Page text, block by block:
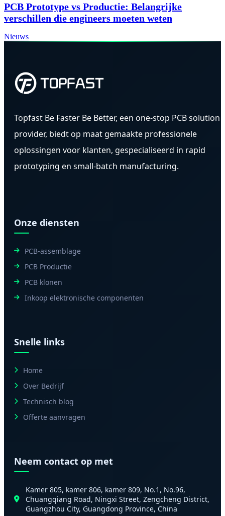
PCB Prototype vs Productie: Belangrijke
verschillen die engineers moeten weten
Nieuws
Topfast Be Faster Be Better, een one-stop PCB solution
provider, biedt op maat gemaakte professionele
oplossingen voor klanten, gespecialiseerd in rapid
prototyping en small-batch manufacturing.
Onze diensten
PCB-assemblage
PCB Productie
PCB klonen
Inkoop elektronische componenten
Snelle links
Home
Over Bedrijf
Technisch blog
Offerte aanvragen
Neem contact op met
Kamer 805, kamer 806, kamer 809, No.1, No.96,
Chuangqiang Road, Ningxi Street, Zengcheng District,
Guangzhou City, Guangdong Province, China